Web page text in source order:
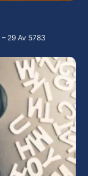
29 Av 5783